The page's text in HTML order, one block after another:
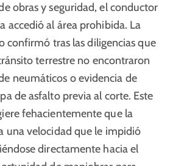
obras y seguridad, el conductor
accedió al área prohibida. La
confirmó tras las diligencias que
terrestre no encontraron
neumáticos o evidencia de
de asfalto previa al corte. Este
fehacientemente que la
una velocidad que le impidió
directamente hacia el